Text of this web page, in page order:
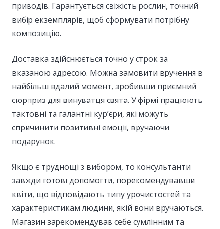
приводів. Гарантується свіжість рослин, точний
вибір екземплярів, щоб сформувати потрібну
композицію.
Доставка здійснюється точно у строк за
вказаною адресою. Можна замовити вручення в
найбільш вдалий момент, зробивши приємний
сюрприз для винуватця свята. У фірмі працюють
тактовні та галантні кур’єри, які можуть
спричинити позитивні емоції, вручаючи
подарунок.
Якщо є труднощі з вибором, то консультанти
завжди готові допомогти, порекомендувавши
квіти, що відповідають типу урочистостей та
характеристикам людини, якій вони вручаються.
Магазин зарекомендував себе сумлінним та